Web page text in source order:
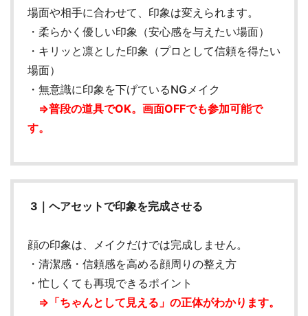
場面や相手に合わせて、印象は変えられます。
・柔らかく優しい印象（安心感を与えたい場面）
・キリッと凛とした印象（プロとして信頼を得たい
場面）
・無意識に印象を下げているNGメイク
⇒普段の道具でOK。画面OFFでも参加可能で
す。
3｜ヘアセットで印象を完成させる
顔の印象は、メイクだけでは完成しません。
・清潔感・信頼感を高める顔周りの整え方
・忙しくても再現できるポイント
⇒「ちゃんとして見える」の正体がわかります。